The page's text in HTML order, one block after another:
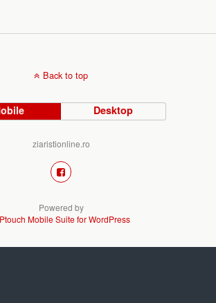
Back to top
Desktop
ziaristionline.ro
Powered by
Mobile Suite for WordPress